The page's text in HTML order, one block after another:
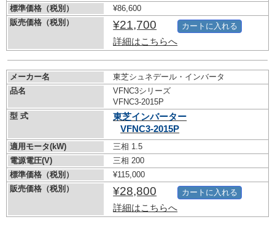
標準価格（税別）
¥86,600
販売価格（税別）
¥21,700
詳細はこちらへ
カートに入れる
メーカー名
東芝シュネデール・インバータ
品名
VFNC3シリーズ
VFNC3-2015P
型 式
東芝インバーター
VFNC3-2015P
適用モータ(kW)
三相 1.5
電源電圧(V)
三相 200
標準価格（税別）
¥115,000
販売価格（税別）
¥28,800
詳細はこちらへ
カートに入れる